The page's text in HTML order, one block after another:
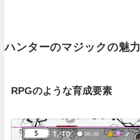
ハンターのマジックの魅力
RPGのような育成要素